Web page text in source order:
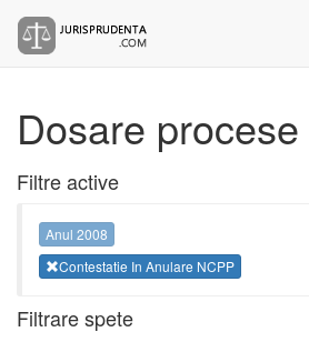
Dosare
Filtre active
Anul 2008
Contestatie In Anulare NCPP
Filtrare spete